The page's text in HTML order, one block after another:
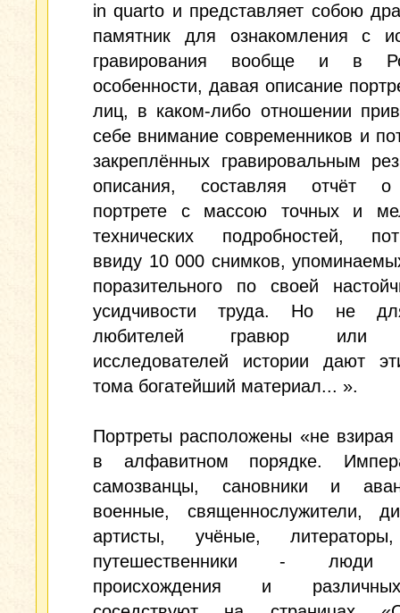
in quarto и представляет собою
памятник для ознакомления с
гравирования вообще и в
особенности, давая описание
лиц, в каком-либо отношении
себе внимание современников и
закреплённых гравировальным
описания, составляя отчёт
портрете с массою точных и
технических подробностей,
ввиду 10 000 снимков,
поразительного по своей
усидчивости труда. Но не
любителей гравюр или
исследователей истории дают
тома богатейший материал... ».
Портреты расположены «не
в алфавитном порядке.
самозванцы, сановники и
военные, священнослужители,
артисты, учёные,
путешественники - люди
происхождения и